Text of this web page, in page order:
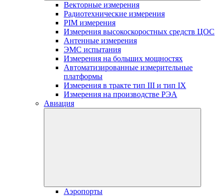
Векторные измерения
Радиотехнические измерения
PIM измерения
Измерения высокоскоростных средств ЦОС
Антенные измерения
ЭМС испытания
Измерения на больших мощностях
Автоматизированные измерительные
платформы
Измерения в тракте тип III и тип IX
Измерения на производстве РЭА
Авиация
Аэропорты